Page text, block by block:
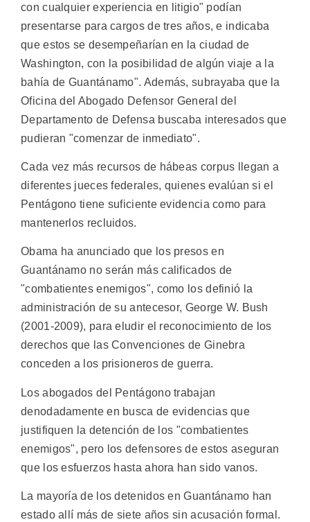
con cualquier experiencia en litigio" podían
presentarse para cargos de tres años, e indicaba
que estos se desempeñarían en la ciudad de
Washington, con la posibilidad de algún viaje a la
bahía de Guantánamo". Además, subrayaba que la
Oficina del Abogado Defensor General del
Departamento de Defensa buscaba interesados que
pudieran "comenzar de inmediato".
Cada vez más recursos de hábeas corpus llegan a
diferentes jueces federales, quienes evalúan si el
Pentágono tiene suficiente evidencia como para
mantenerlos recluidos.
Obama ha anunciado que los presos en
Guantánamo no serán más calificados de
"combatientes enemigos", como los definió la
administración de su antecesor, George W. Bush
(2001-2009), para eludir el reconocimiento de los
derechos que las Convenciones de Ginebra
conceden a los prisioneros de guerra.
Los abogados del Pentágono trabajan
denodadamente en busca de evidencias que
justifiquen la detención de los "combatientes
enemigos", pero los defensores de estos aseguran
que los esfuerzos hasta ahora han sido vanos.
La mayoría de los detenidos en Guantánamo han
estado allí más de siete años sin acusación formal.